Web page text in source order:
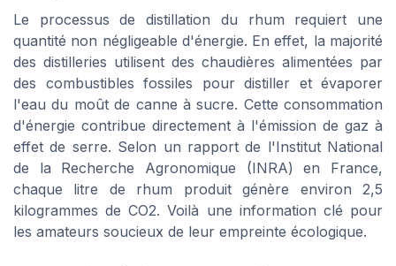
Le processus de distillation du rhum requiert une
quantité non négligeable d'énergie. En effet, la majorité
des distilleries utilisent des chaudières alimentées par
des combustibles fossiles pour distiller et évaporer
l'eau du moût de canne à sucre. Cette consommation
d'énergie contribue directement à l'émission de gaz à
effet de serre. Selon un rapport de l'Institut National
de la Recherche Agronomique (INRA) en France,
chaque litre de rhum produit génère environ 2,5
kilogrammes de CO2. Voilà une information clé pour
les amateurs soucieux de leur empreinte écologique.